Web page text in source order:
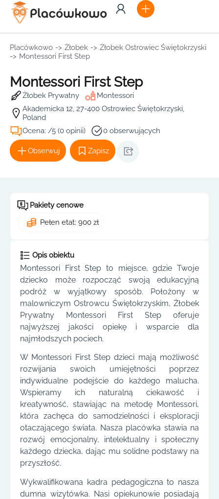
Placówkowo -> Żłobek -> Żłobek Ostrowiec Świętokrzyski
-> Montessori First Step
Montessori First Step
Żłobek Prywatny
Montessori
Akademicka 12, 27-400 Ostrowiec Świętokrzyski,
Poland
Ocena: /5 (0 opinii)
0 obserwujących
Obserwuj Zapisz
Pakiety cenowe
Pełen etat: 900 zł
Opis obiektu
Montessori First Step to miejsce, gdzie Twoje
dziecko może rozpocząć swoją edukacyjną
podróż w wyjątkowy sposób. Położony w
malowniczym Ostrowcu Świętokrzyskim, Żłobek
Prywatny Montessori First Step oferuje
najwyższej jakości opiekę i wsparcie dla
najmłodszych pociech.
W Montessori First Step dzieci mają możliwość
rozwijania swoich umiejętności poprzez
indywidualne podejście do każdego malucha.
Wspieramy ich naturalną ciekawość i
kreatywność, stawiając na metodę Montessori,
która zachęca do samodzielności i eksploracji
otaczającego świata. Nasza placówka stawia na
rozwój emocjonalny, intelektualny i społeczny
każdego dziecka, dając mu solidne podstawy na
przyszłość.
Wykwalifikowana kadra pedagogiczna to nasza
dumna wizytówka. Nasi opiekunowie posiadają